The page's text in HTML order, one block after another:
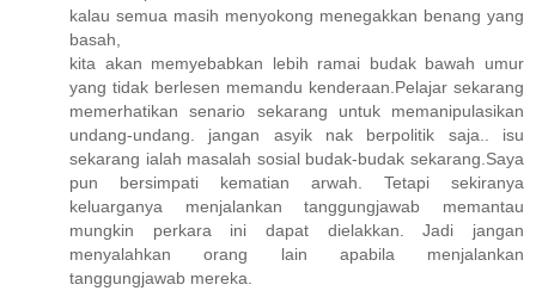
kalau semua masih menyokong menegakkan benang yang
basah,
kita akan memyebabkan lebih ramai budak bawah umur
yang tidak berlesen memandu kenderaan.Pelajar sekarang
memerhatikan senario sekarang untuk memanipulasikan
undang-undang. jangan asyik nak berpolitik saja.. isu
sekarang ialah masalah sosial budak-budak sekarang.Saya
pun bersimpati kematian arwah. Tetapi sekiranya
keluarganya menjalankan tanggungjawab memantau
mungkin perkara ini dapat dielakkan. Jadi jangan
menyalahkan orang lain apabila menjalankan
tanggungjawab mereka.